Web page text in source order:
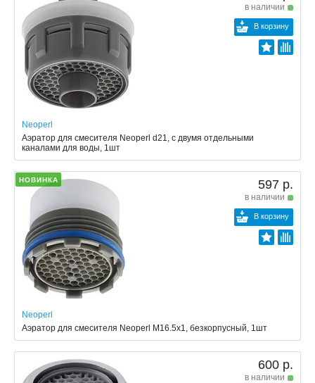
в наличии
В корзину
Neoperl
Аэратор для смесителя Neoperl d21, с двумя отдельными
каналами для воды, 1шт
НОВИНКА 597 р.
в наличии
В корзину
Neoperl
Аэратор для смесителя Neoperl M16.5x1, безкорпусный, 1шт
600 р.
в наличии